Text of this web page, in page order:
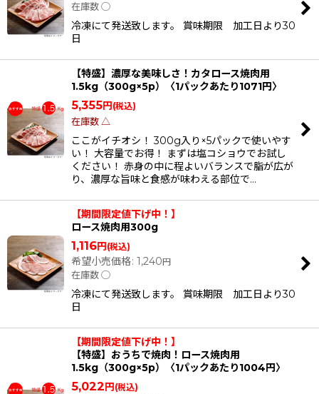
在庫数 ◯
冷凍にて発送致します。 賞味期限 加工日より30
日
【特盛】濃厚な美味しさ！カタロース焼肉用
1.5kg（300g×5p）〈1パックあたり1071円〉
5,355円 (税込)
在庫数 △
ここがイチオシ！ 300g入り×5パックで使いやす
い！ 大容量でお得！ まずは塩コショウでお試し
ください！ 赤身の中に程よいバランスで脂が広が
り、濃厚な旨味と食感が味わえる部位で…
【期間限定値下げ中！】
ロース焼肉用300g
1,116円 (税込)
希望小売価格: 1,240円
在庫数 ◯
冷凍にて発送致します。 賞味期限 加工日より30
日
【期間限定値下げ中！】
【特盛】おうちで焼肉！ロース焼肉用
1.5kg（300g×5p）〈1パックあたり1004円〉
5,022円 (税込)